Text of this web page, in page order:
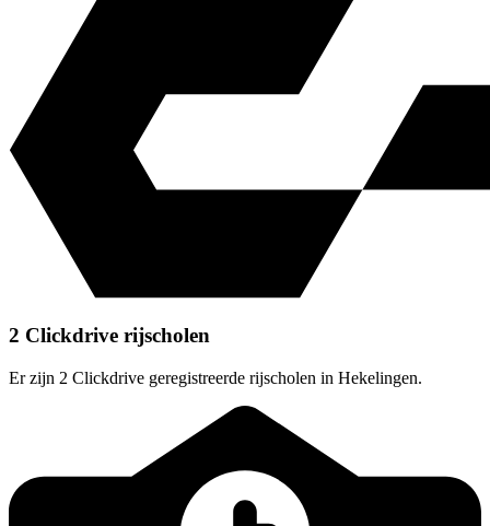
2 Clickdrive rijscholen
Er zijn 2 Clickdrive geregistreerde rijscholen in Hekelingen.